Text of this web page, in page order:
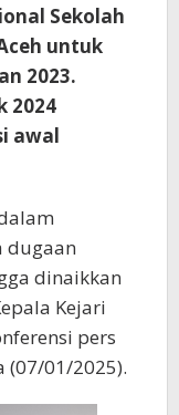
Sekolah
untuk
2023.
2024
awal
dugaan
dinaikkan
Kejari
pers
(07/01/2025).